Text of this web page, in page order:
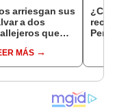
arriesgan sus
a dos
que
explosivos
MÁS
oro